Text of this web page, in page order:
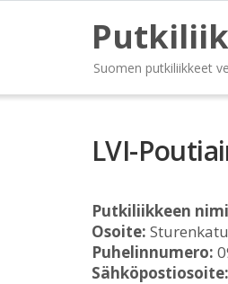
Suomen putkiliikkeet
LVI-
Putkiliikkeen
Osoite:
Puhelinnumero:
Sähköpostiosoite: